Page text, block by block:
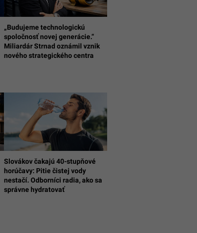
„Budujeme technologickú
spoločnosť novej generácie.“
Miliardár Strnad oznámil vznik
nového strategického centra
Slovákov čakajú 40-stupňové
horúčavy: Pitie čistej vody
nestačí. Odborníci radia, ako sa
správne hydratovať